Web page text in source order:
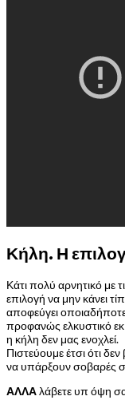
Κήλη. Η
Κάτι πολύ αρνητικό με
επιλογή να μην κάνει
αποφεύγει
προφανώς ελκυστικό
η κήλη δεν μας ενοχλεί.
Πιστεύουμε έτσι ότι
να υπάρξουν σοβαρές
ΑΛΛΑλάβετε υπ όψη